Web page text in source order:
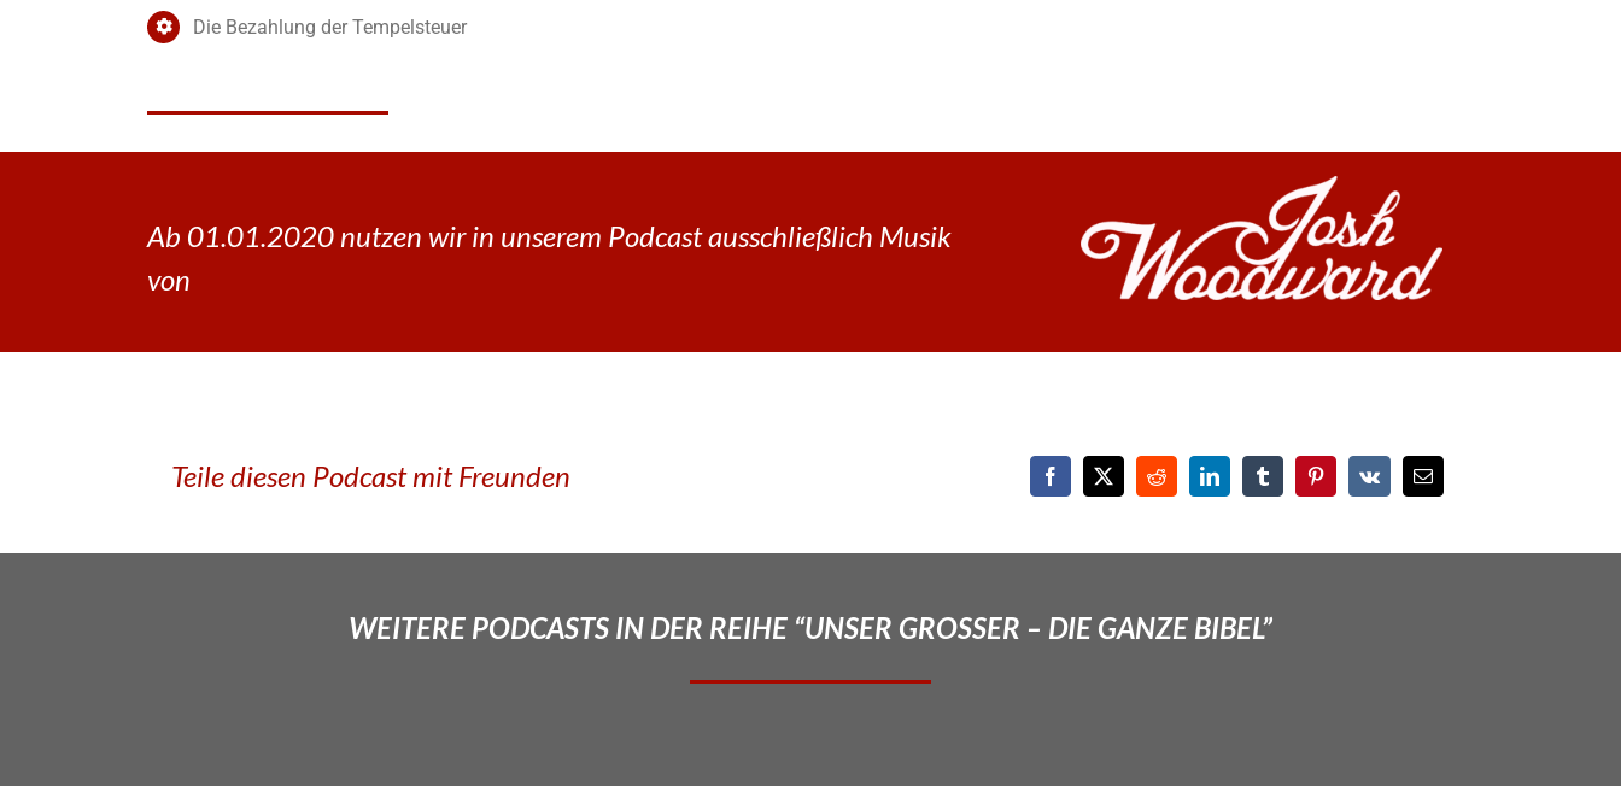
Die Bezahlung der Tempelsteuer
Ab 01.01.2020 nutzen wir in unserem Podcast ausschließlich Musik
von
Teile diesen Podcast mit Freunden
WEITERE PODCASTS IN DER REIHE “UNSER GROSSER – DIE GANZE BIBEL”